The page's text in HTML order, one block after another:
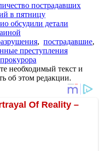
пострадавших
в пятницу
обсудили детали
, пострадавшие,
преступления
необходимый текст и
об этом редакции.